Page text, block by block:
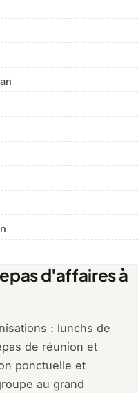
d'affaires à
: lunchs de
de réunion et
ponctuelle et
au grand